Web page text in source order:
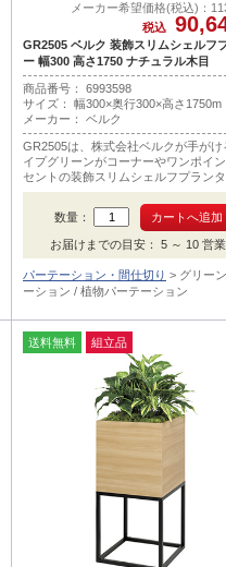
メーカー希望価格(税込)：
税込
GR2505 ベルク 装飾スリムシェルフ
ー 幅300 高さ1750 ナチュラル木目
商品番号： 6993598
サイズ： 幅300×奥行300×高さ1750m
メーカー： ベルク
GR2505は、株式会社ベルクが手がけ
イプグリーンがコーナーやワンポイ
セントの装飾スリムシェルフプランタ
はナチュラル木目です。
数量：
お届けまでの目安： 5 ～ 10 営業
パーテーション・間仕切り
グリー
ーション / 植物パーテーション
送料無料 組立品